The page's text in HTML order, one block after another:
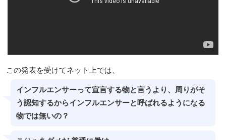
この発表を受けてネット上では、
インフルエンサーって宣言する物と言うより、周りがそ
う認知するからインフルエンサーと呼ばれるようになる
物では無いの？